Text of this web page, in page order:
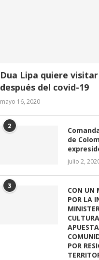
Dua Lipa quiere
después del covid-19
mayo 16, 2020
2
de
julio 2,
3
CON UN
POR LA
POR